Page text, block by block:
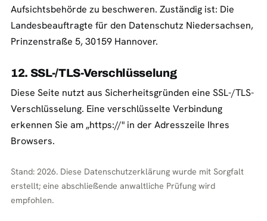
Aufsichtsbehörde zu beschweren. Zuständig ist: Die
Landesbeauftragte für den Datenschutz Niedersachsen,
Prinzenstraße 5, 30159 Hannover.
12. SSL-/TLS-Verschlüsselung
Diese Seite nutzt aus Sicherheitsgründen eine SSL-/TLS-
Verschlüsselung. Eine verschlüsselte Verbindung
erkennen Sie am „https://" in der Adresszeile Ihres
Browsers.
Stand: 2026. Diese Datenschutzerklärung wurde mit Sorgfalt
erstellt; eine abschließende anwaltliche Prüfung wird
empfohlen.